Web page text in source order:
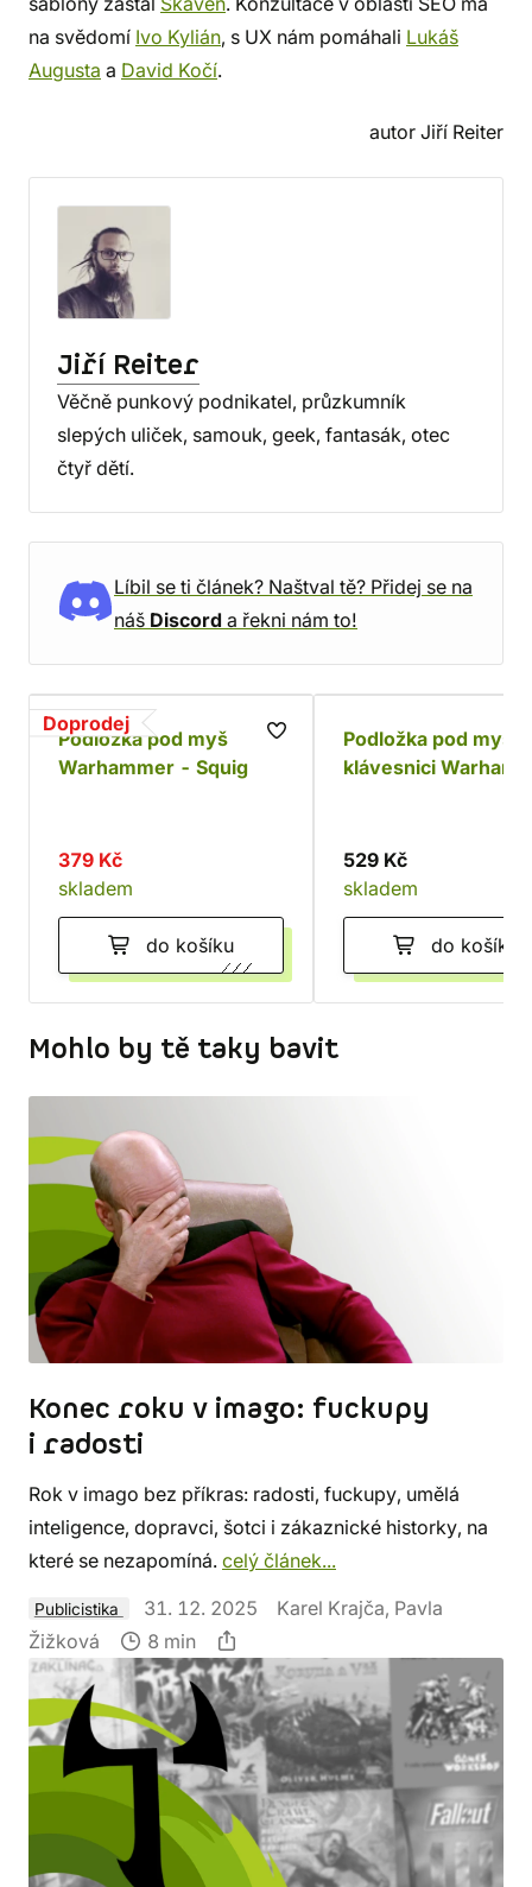
na svědomí Ivo Kylián, s UX nám pomáhali Lukáš
Augusta a David Kočí.
autor Jiří Reiter
Jiří Reiter
Věčně punkový podnikatel, průzkumník
slepých uliček, samouk, geek, fantasák, otec
čtyř dětí.
Líbil se ti článek? Naštval tě? Přidej se na
náš Discord a řekni nám to!
Doprodej
Podložka pod myš
Warhammer - Squig
379 Kč
skladem
do košíku
Podložka pod myš a
klávesnici
529 Kč
skladem
do košíku
Mohlo by tě taky bavit
Konec roku v imago: fuckupy
i radosti
Rok v imago bez příkras: radosti, fuckupy, umělá
inteligence, dopravci, šotci i zákaznické historky, na
které se nezapomíná. celý článek...
Publicistika 31. 12. 2025
Karel Krajča, Pavla
Žižková
8 min